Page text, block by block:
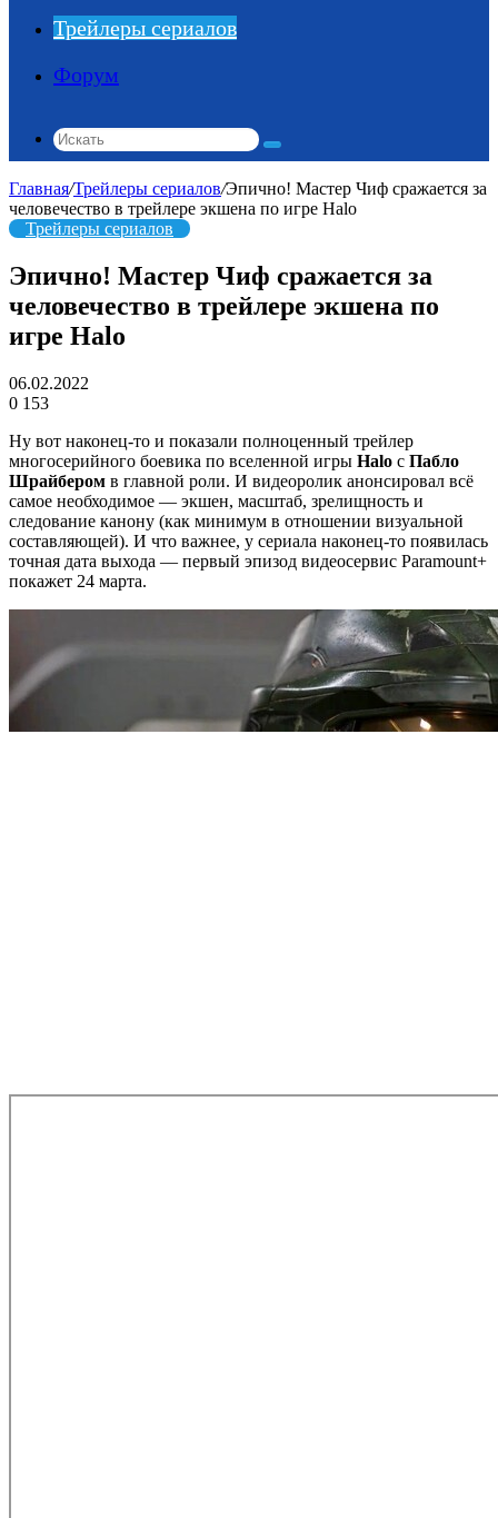
Трейлеры сериалов
Форум
Искать
Главная/Трейлеры сериалов/Эпично! Мастер Чиф сражается за
человечество в трейлере экшена по игре Halo
Трейлеры сериалов
Эпично! Мастер Чиф сражается за
человечество в трейлере экшена по
игре Halo
06.02.2022
0 153
Ну вот наконец-то и показали полноценный трейлер
многосерийного боевика по вселенной игры Halo с Пабло
Шрайбером в главной роли. И видеоролик анонсировал всё
самое необходимое — экшен, масштаб, зрелищность и
следование канону (как минимум в отношении визуальной
составляющей). И что важнее, у сериала наконец-то появилась
точная дата выхода — первый эпизод видеосервис Paramount+
покажет 24 марта.